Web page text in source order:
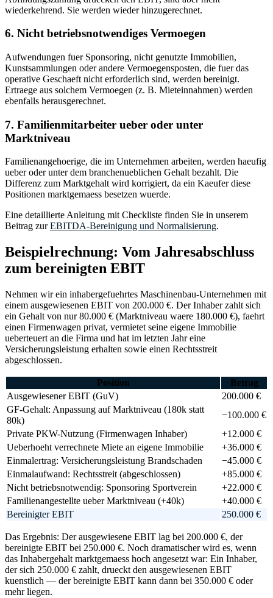
wiederkehrend. Sie werden wieder hinzugerechnet.
6. Nicht betriebsnotwendiges Vermoegen
Aufwendungen fuer Sponsoring, nicht genutzte Immobilien,
Kunstsammlungen oder andere Vermoegensposten, die fuer das
operative Geschaeft nicht erforderlich sind, werden bereinigt.
Ertraege aus solchem Vermoegen (z. B. Mieteinnahmen) werden
ebenfalls herausgerechnet.
7. Familienmitarbeiter ueber oder unter
Marktniveau
Familienangehoerige, die im Unternehmen arbeiten, werden haeufig
ueber oder unter dem branchenueblichen Gehalt bezahlt. Die
Differenz zum Marktgehalt wird korrigiert, da ein Kaeufer diese
Positionen marktgemaess besetzen wuerde.
Eine detaillierte Anleitung mit Checkliste finden Sie in unserem
Beitrag zur EBITDA-Bereinigung und Normalisierung.
Beispielrechnung: Vom Jahresabschluss
zum bereinigten EBIT
Nehmen wir ein inhabergefuehrtes Maschinenbau-Unternehmen mit
einem ausgewiesenen EBIT von 200.000 €. Der Inhaber zahlt sich
ein Gehalt von nur 80.000 € (Marktniveau waere 180.000 €), faehrt
einen Firmenwagen privat, vermietet seine eigene Immobilie
ueberteuert an die Firma und hat im letzten Jahr eine
Versicherungsleistung erhalten sowie einen Rechtsstreit
abgeschlossen.
Position
Betrag
Ausgewiesener EBIT (GuV)
200.000 €
GF-Gehalt: Anpassung auf Marktniveau (180k statt
80k)
−100.000 €
Private PKW-Nutzung (Firmenwagen Inhaber)
+12.000 €
Ueberhoeht verrechnete Miete an eigene Immobilie
+36.000 €
Einmalertrag: Versicherungsleistung Brandschaden
−45.000 €
Einmalaufwand: Rechtsstreit (abgeschlossen)
+85.000 €
Nicht betriebsnotwendig: Sponsoring Sportverein
+22.000 €
Familienangestellte ueber Marktniveau (+40k)
+40.000 €
Bereinigter EBIT
250.000 €
Das Ergebnis: Der ausgewiesene EBIT lag bei 200.000 €, der
bereinigte EBIT bei 250.000 €. Noch dramatischer wird es, wenn
das Inhabergehalt marktgemaess hoch angesetzt war: Ein Inhaber,
der sich 250.000 € zahlt, drueckt den ausgewiesenen EBIT
kuenstlich — der bereinigte EBIT kann dann bei 350.000 € oder
mehr liegen.